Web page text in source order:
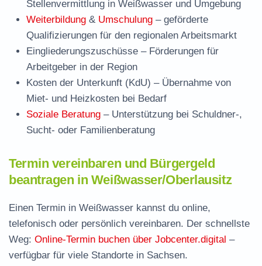
Stellenvermittlung in Weißwasser und Umgebung
Weiterbildung & Umschulung – geförderte
Qualifizierungen für den regionalen Arbeitsmarkt
Eingliederungszuschüsse – Förderungen für
Arbeitgeber in der Region
Kosten der Unterkunft (KdU) – Übernahme von
Miet- und Heizkosten bei Bedarf
Soziale Beratung – Unterstützung bei Schuldner-,
Sucht- oder Familienberatung
Termin vereinbaren und Bürgergeld
beantragen in Weißwasser/Oberlausitz
Einen Termin in Weißwasser kannst du online,
telefonisch oder persönlich vereinbaren. Der schnellste
Weg: Online-Termin buchen über Jobcenter.digital –
verfügbar für viele Standorte in Sachsen.